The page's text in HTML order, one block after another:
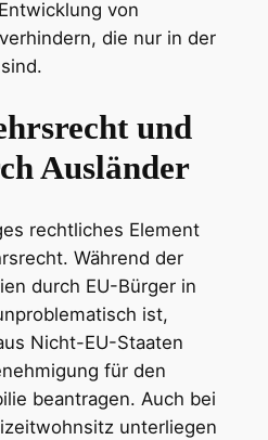
von
die nur in der
und
Ausländer
rechtliches Element
Während der
durch EU-Bürger in
ist,
Nicht-EU-Staaten
für den
beantragen. Auch bei
unterliegen